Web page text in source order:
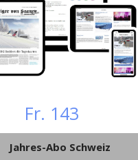
Fr. 143
Jahres-Abo Schweiz